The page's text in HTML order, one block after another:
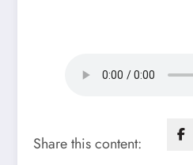
Share this content: